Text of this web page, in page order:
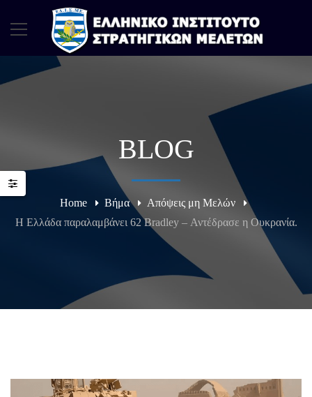
BLOG
Home Βήμα
Απόψεις μη Μελών
Η Ελλάδα παραλαμβάνει 62 Bradley – Αντέδρασε η Ουκρανία.